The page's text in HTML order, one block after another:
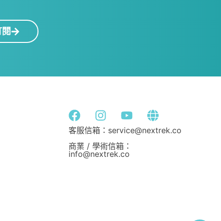
客服信箱：service@nextrek.co
商業 / 學術信箱：
info@nextrek.co